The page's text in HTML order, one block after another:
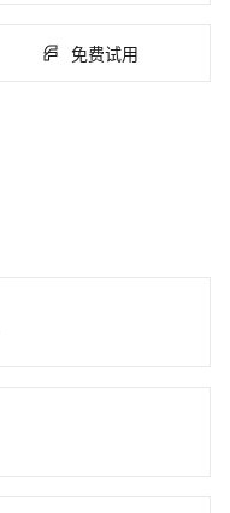
免费试用